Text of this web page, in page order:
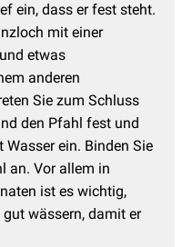
ein, dass er fest steht.
mit einer
etwas
anderen
Sie zum Schluss
den Pfahl fest und
ein. Binden Sie
an. Vor allem in
ist es wichtig,
wässern, damit er